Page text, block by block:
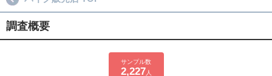
調査概要
サンプル数
2,227 人